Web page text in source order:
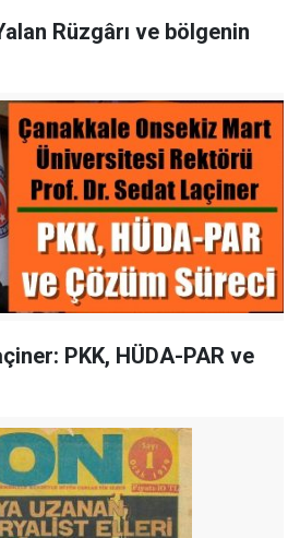
Rüzgârı ve bölgenin
PKK, HÜDA-PAR ve